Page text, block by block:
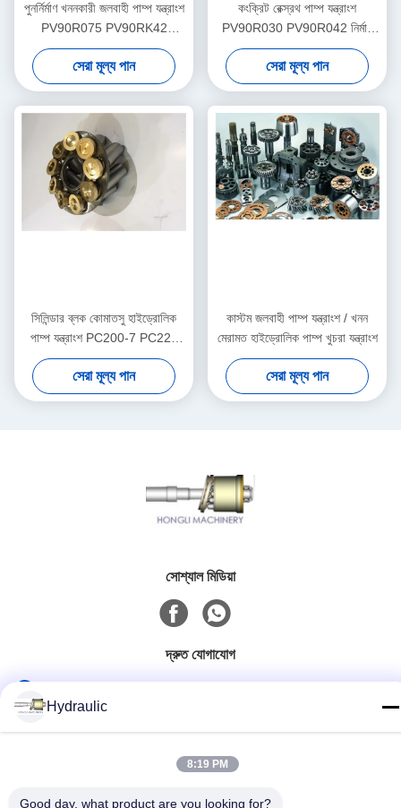
পুনর্নির্মাণ খননকারী জলবাহী পাম্প যন্ত্রাংশ
PV90R075 PV90RK42
PV90L42 মাল্টি মডেল
সেরা মূল্য পান
কংক্রিট রেক্স্রথ পাম্প যন্ত্রাংশ
PV90R030 PV90R042 নির্মাণ
যন্ত্রপাতি সহায়তা
সেরা মূল্য পান
সিলিন্ডার ব্লক কোমাতসু হাইড্রোলিক
পাম্প যন্ত্রাংশ PC200-7 PC220
রোটারি গ্রুপ কিট
সেরা মূল্য পান
কাস্টম জলবাহী পাম্প যন্ত্রাংশ / খনন
মেরামত হাইড্রোলিক পাম্প খুচরা যন্ত্রাংশ
সেরা মূল্য পান
সোশ্যাল মিডিয়া
দ্রুত যোগাযোগ
86-139-12460468
Hydraulic
8:19 PM
Good day, what product are you looking for?